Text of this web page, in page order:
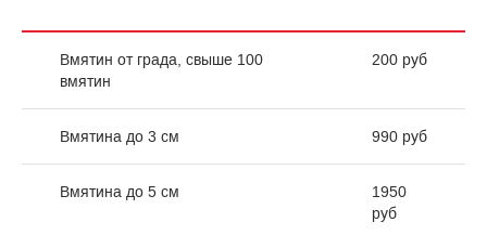
Вмятин от града, свыше 100
вмятин
200 руб
Вмятина до 3 см 990 руб
Вмятина до 5 см
1950
руб